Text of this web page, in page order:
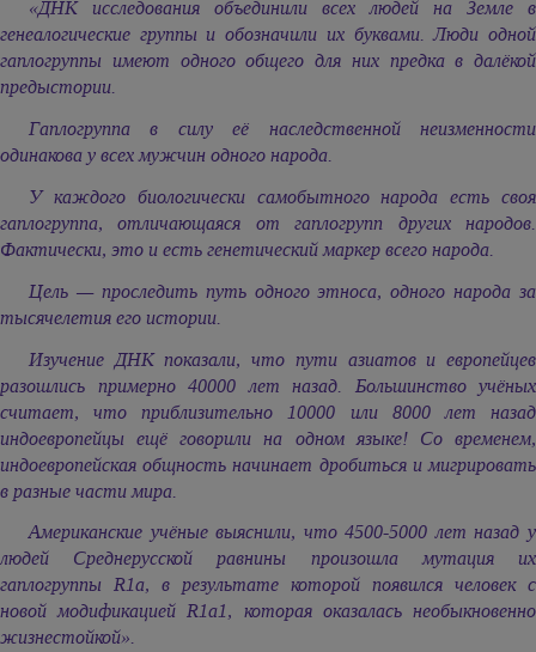
«ДНК исследования объединили всех людей на Земле в
генеалогические группы и обозначили их буквами. Люди одной
гаплогруппы имеют одного общего для них предка в далёкой
предыстории.
Гаплогруппа в силу её наследственной неизменности
одинакова у всех мужчин одного народа.
У каждого биологически самобытного народа есть своя
гаплогруппа, отличающаяся от гаплогрупп других народов.
Фактически, это и есть генетический маркер всего народа.
Цель — проследить путь одного этноса, одного народа за
тысячелетия его истории.
Изучение ДНК показали, что пути азиатов и европейцев
разошлись примерно 40000 лет назад. Большинство учёных
считает, что приблизительно 10000 или 8000 лет назад
индоевропейцы ещё говорили на одном языке! Со временем,
индоевропейская общность начинает дробиться и мигрировать
в разные части мира.
Американские учёные выяснили, что 4500-5000 лет назад у
людей Среднерусской равнины произошла мутация их
гаплогруппы R1а, в результате которой появился человек с
новой модификацией R1а1, которая оказалась необыкновенно
жизнестойкой».